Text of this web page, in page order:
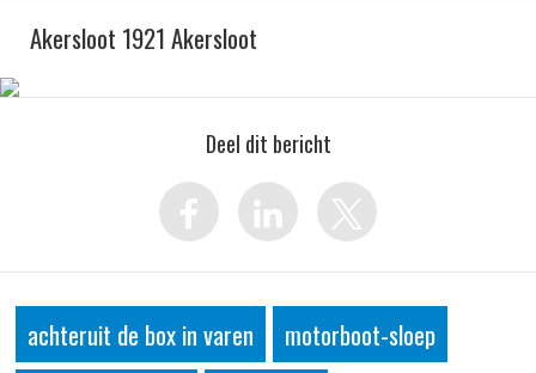
Akersloot 1921 Akersloot
Deel dit bericht
achteruit de box in varen
motorboot-sloep